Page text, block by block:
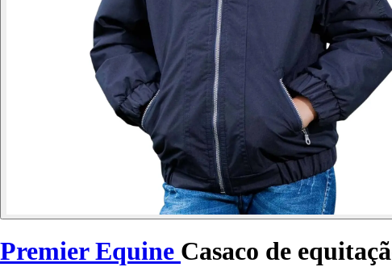
Premier Equine Casaco de